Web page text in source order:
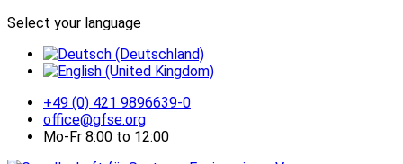
Select your language
+49 (0) 421 9896639-0
office@gfse.org
Mo-Fr 8:00 to 12:00